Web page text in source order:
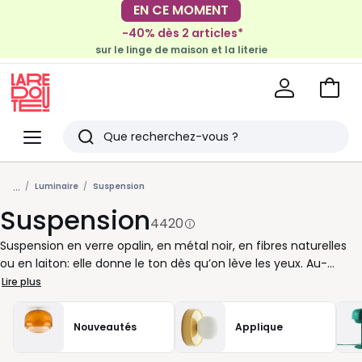
EN CE MOMENT
-30€ tous les 100€*
sur le meuble & la déco
-40% dès 2 articles*
sur le linge de maison et la literie
Menu
Redoute
Rechercher
Derniers
articles
vus
Voir
... Luminaire Suspension
Suspension4420
Suspension en verre opalin, en métal noir, en fibres naturelles
ou en laiton: elle donne le ton dès qu’on lève les yeux. Au-
dessus de la table à manger, elle cadre les repas et diffuse une
lumière agréable. Dans l’entrée, elle accueille sans alourdir
l’espace. Dans une chambre, elle remplace la lampe de chevet
et libère la surface des tables. Pour bien la choisir, pensez
d’abord au volume de la pièce et à la hauteur sous plafond. Un
Lire plus
Nouveautés Applique